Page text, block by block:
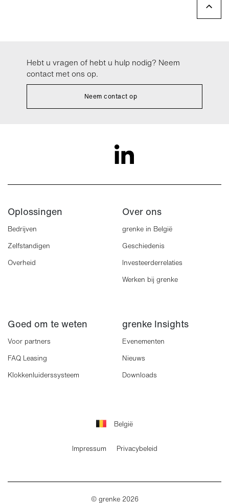
Hebt u vragen of hebt u hulp nodig? Neem
contact met ons op.
Neem contact op
Oplossingen
Bedrijven
Zelfstandigen
Overheid
Over ons
grenke in België
Geschiedenis
Investeerderrelaties
Werken bij grenke
Goed om te weten
Voor partners
FAQ Leasing
Klokkenluiderssysteem
grenke Insights
Evenementen
Nieuws
Downloads
België
Impressum Privacybeleid
© grenke 2026